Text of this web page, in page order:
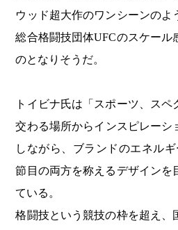
ウッド超大作のワンシーンのよ
総合格闘技団体UFCのスケール
のとなりそうだ。
トイビナ氏は「スポーツ、ス
交わる場所からインスピレーシ
しながら、ブランドのエネル
節目の両方を称えるデザインを
ている。
格闘技という競技の枠を超え、